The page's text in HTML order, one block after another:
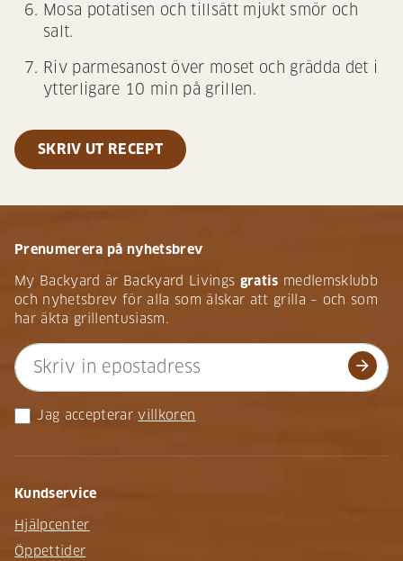
Mosa potatisen och tillsätt mjukt smör och
salt.
Riv parmesanost över moset och grädda det i
ytterligare 10 min på grillen.
SKRIV UT RECEPT
Prenumerera på nyhetsbrev
My Backyard är Backyard Livings gratis medlemsklubb
och nyhetsbrev för alla som älskar att grilla – och som
har äkta grillentusiasm.
arrow_forward
Jag accepterar villkoren
Kundservice
Hjälpcenter
Öppettider